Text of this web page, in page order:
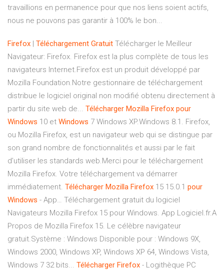
travaillions en permanence pour que nos liens soient actifs,
nous ne pouvons pas garantir à 100% le bon...
Firefox Téléchargement Gratuit Télécharger le Meilleur
Navigateur: Firefox. Firefox est la plus complète de tous les
navigateurs Internet.Firefox est un produit développé par
Mozilla Foundation.Notre gestionnaire de téléchargement
distribue le logiciel original non modifié obtenu directement à
partir du site web de... Télécharger Mozilla Firefox pour
Windows 10 et Windows 7 Windows XP.Windows 8.1. Firefox,
ou Mozilla Firefox, est un navigateur web qui se distingue par
son grand nombre de fonctionnalités et aussi par le fait
d’utiliser les standards web.Merci pour le téléchargement
Mozilla Firefox. Votre téléchargement va démarrer
immédiatement. Télécharger Mozilla Firefox 15 15.0.1 pour
Windows - App… Téléchargement gratuit du logiciel
Navigateurs Mozilla Firefox 15 pour Windows. App Logiciel.fr.A
Propos de Mozilla Firefox 15. Le célèbre navigateur
gratuit.Système : Windows Disponible pour : Windows 9X,
Windows 2000, Windows XP, Windows XP 64, Windows Vista,
Windows 7 32 bits... Télécharger Firefox - Logithèque PC